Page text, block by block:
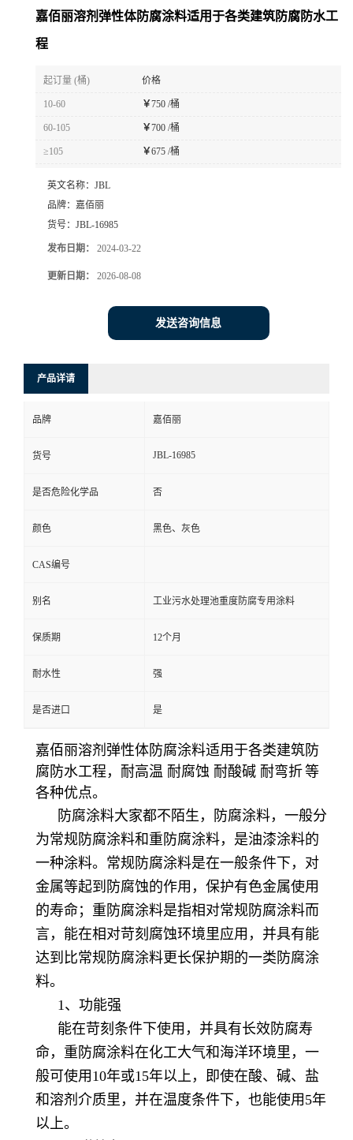
嘉佰丽溶剂弹性体防腐涂料适用于各类建筑防腐防水工
程
起订量 (桶) 价格
10-60 ￥750 /桶
60-105 ￥700 /桶
≥105 ￥675 /桶
英文名称： JBL
品牌： 嘉佰丽
货号： JBL-16985
发布日期： 2024-03-22
更新日期： 2026-08-08
发送咨询信息
产品详请
品牌 嘉佰丽
货号 JBL-16985
是否危险化学品 否
颜色 黑色、灰色
CAS编号
别名 工业污水处理池重度防腐专用涂料
保质期 12个月
耐水性 强
是否进口 是
嘉佰丽溶剂弹性体防腐涂料适用于各类建筑防
腐防水工程， 耐高温 耐腐蚀 耐酸碱 耐弯折等
各种优点。
防腐涂料大家都不陌生，防腐涂料，一般分
为常规防腐涂料和重防腐涂料，是油漆涂料的
一种涂料。常规防腐涂料是在一般条件下，对
金属等起到防腐蚀的作用，保护有色金属使用
的寿命；重防腐涂料是指相对常规防腐涂料而
言，能在相对苛刻腐蚀环境里应用，并具有能
达到比常规防腐涂料更长保护期的一类防腐涂
料。
1、功能强
能在苛刻条件下使用，并具有长效防腐寿
命，重防腐涂料在化工大气和海洋环境里，一
般可使用10年或15年以上，即使在酸、碱、盐
和溶剂介质里，并在温度条件下，也能使用5年
以上。